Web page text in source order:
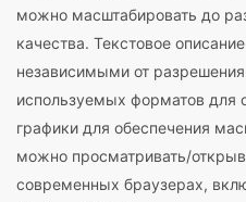
можно масштабировать до
качества. Текстовое
независимыми от
используемых форматов для
графики для обеспечения
можно просматривать/
современных браузерах,